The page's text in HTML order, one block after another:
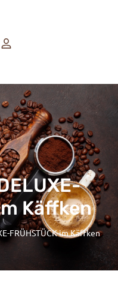
Käffken
FRÜHSTÜCK im Käffken